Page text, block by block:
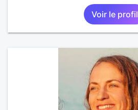
Voir le profil